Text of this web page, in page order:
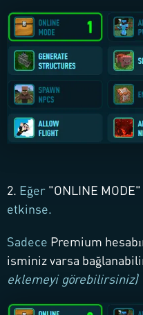
2. Eğer "ONLINE MODE"
etkinse.
Sadece Premium
isminiz varsa
eklemeyi görebilirsiniz)